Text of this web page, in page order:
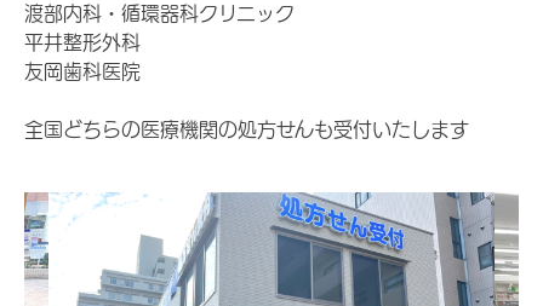
渡部内科・循環器科クリニック
平井整形外科
友岡歯科医院
全国どちらの医療機関の処方せんも受付いたします